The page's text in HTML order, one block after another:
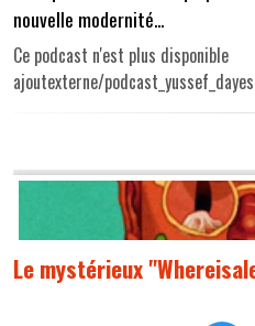
nouvelle modernité...
Ce podcast n'est plus disponible
ajoutexterne/
Le mystérieux